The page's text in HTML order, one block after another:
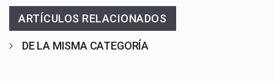
ARTÍCULOS RELACIONADOS
DE LA MISMA CATEGORÍA